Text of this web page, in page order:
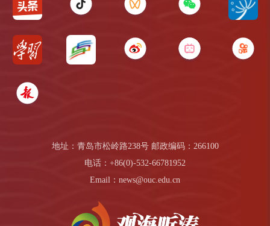
地址：青岛市松岭路238号 邮政编码：266100
电话：+86(0)-532-66781952
Email：news@ouc.edu.cn